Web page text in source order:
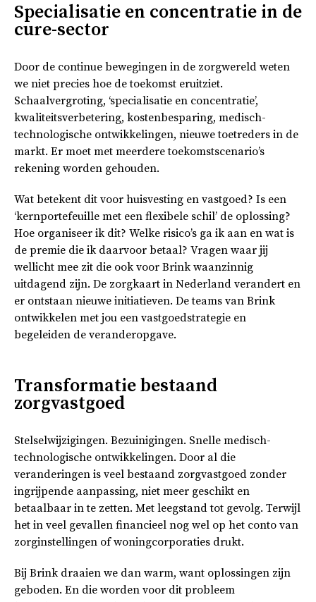
Specialisatie en concentratie in de
cure-sector
Door de continue bewegingen in de zorgwereld weten
we niet precies hoe de toekomst eruitziet.
Schaalvergroting, ‘specialisatie en concentratie’,
kwaliteitsverbetering, kostenbesparing, medisch-
technologische ontwikkelingen, nieuwe toetreders in de
markt. Er moet met meerdere toekomstscenario’s
rekening worden gehouden.
Wat betekent dit voor huisvesting en vastgoed? Is een
‘kernportefeuille met een flexibele schil’ de oplossing?
Hoe organiseer ik dit? Welke risico’s ga ik aan en wat is
de premie die ik daarvoor betaal? Vragen waar jij
wellicht mee zit die ook voor Brink waanzinnig
uitdagend zijn. De zorgkaart in Nederland verandert en
er ontstaan nieuwe initiatieven. De teams van Brink
ontwikkelen met jou een vastgoedstrategie en
begeleiden de veranderopgave.
Transformatie bestaand
zorgvastgoed
Stelselwijzigingen. Bezuinigingen. Snelle medisch-
technologische ontwikkelingen. Door al die
veranderingen is veel bestaand zorgvastgoed zonder
ingrijpende aanpassing, niet meer geschikt en
betaalbaar in te zetten. Met leegstand tot gevolg. Terwijl
het in veel gevallen financieel nog wel op het conto van
zorginstellingen of woningcorporaties drukt.
Bij Brink draaien we dan warm, want oplossingen zijn
geboden. En die worden voor dit probleem